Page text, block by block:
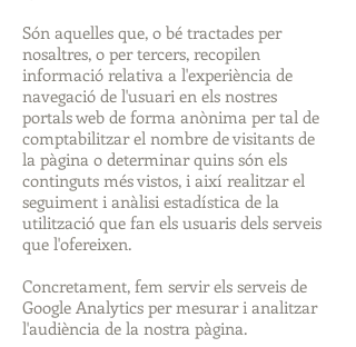
Són aquelles que, o bé tractades per
nosaltres, o per tercers, recopilen
informació relativa a l'experiència de
navegació de l'usuari en els nostres
portals web de forma anònima per tal de
comptabilitzar el nombre de visitants de
la pàgina o determinar quins són els
continguts més vistos, i així realitzar el
seguiment i anàlisi estadística de la
utilització que fan els usuaris dels serveis
que l'ofereixen.
Concretament, fem servir els serveis de
Google Analytics per mesurar i analitzar
l'audiència de la nostra pàgina.